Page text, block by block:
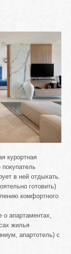
курортная
покупатель
в ней отдыхать.
готовить)
комфортного
апартаментах,
жилья
апартотель) с